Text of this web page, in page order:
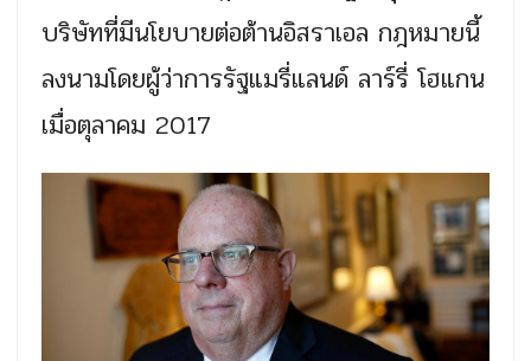
บริษัทที่มีนโยบายต่อต้านอิสราเอล กฎหมายนี้
ลงนามโดยผู้ว่าการรัฐแมรี่แลนด์ ลาร์รี่ โฮแกน
เมื่อตุลาคม 2017